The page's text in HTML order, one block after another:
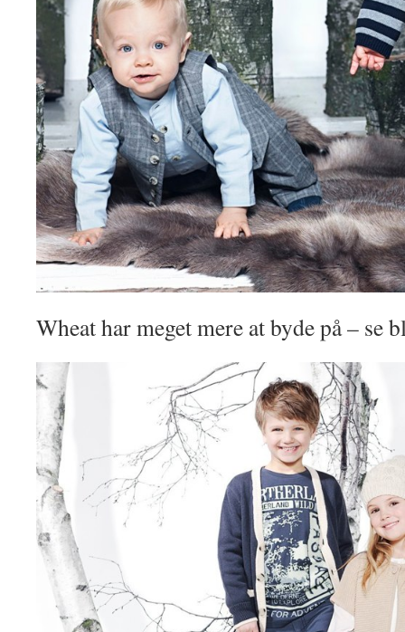
Wheat har meget mere at byde på – se